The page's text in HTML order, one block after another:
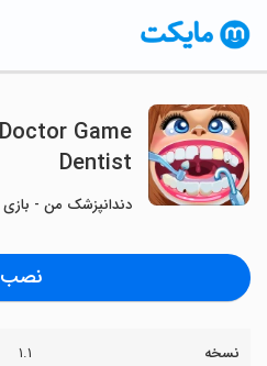
Game
Dentist
دندانپزشک من -
نصب
نسخه ۱.۱